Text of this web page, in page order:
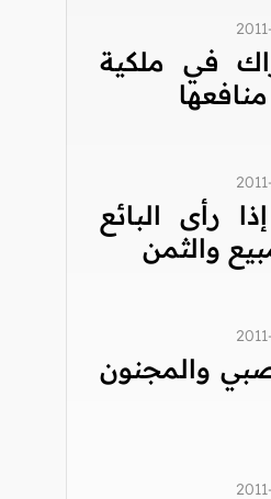
في ملكية
رأى البائع
والثمن
والمجنون